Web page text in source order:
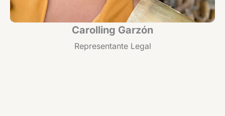
Carolling Garzón
Representante Legal